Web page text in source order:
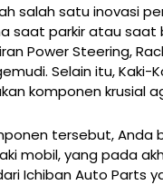
salah satu inovasi
saat parkir atau
Power Steering,
Selain itu, Kaki-
komponen
tersebut,
mobil, yang pada
Ichiban Auto